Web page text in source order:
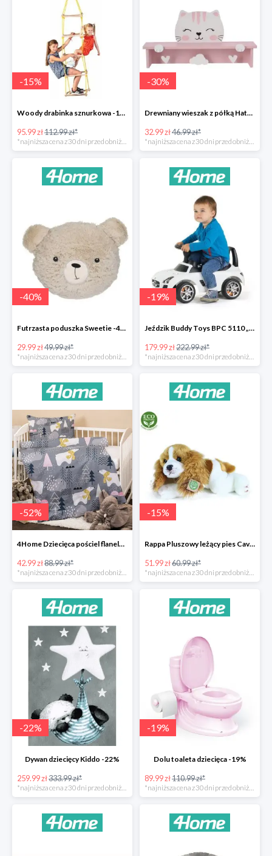
-15%
Woody drabinka sznurkowa -15%
95.99 zł112.99 zł*
-30%
Drewniany wieszak z półką Hatu, kot -30%
32.99 zł46.99 zł*
-40%
Futrzasta poduszka Sweetie -40%
29.99 zł49.99 zł*
*najniższa cena z 30 dni przed obniżką
-19%
Jeździk Buddy Toys BPC 5110 „Mercedes Benz SLS” -20%
179.99 zł222.99 zł*
*najniższa cena z 30 dni przed obniżką
-52%
4Home Dziecięca pościel flanelowa do łóżeczka Nordic Bear -52%
42.99 zł88.99 zł*
-15%
Rappa Pluszowy leżący pies Cavalier King Charles Spaniel -15%
51.99 zł60.99 zł*
-22%
Dywan dziecięcy Kiddo -22%
259.99 zł333.99 zł*
*najniższa cena z 30 dni przed obniżką
-19%
Dolu toaleta dziecięca -19%
89.99 zł110.99 zł*
*najniższa cena z 30 dni przed obniżką